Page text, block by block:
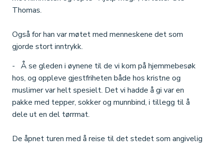
Thomas.
Også for han var møtet med menneskene det som
gjorde stort inntrykk.
- Å se gleden i øynene til de vi kom på hjemmebesøk
hos, og oppleve gjestfriheten både hos kristne og
muslimer var helt spesielt. Det vi hadde å gi var en
pakke med tepper, sokker og munnbind, i tillegg til å
dele ut en del tørrmat.
De åpnet turen med å reise til det stedet som angivelig